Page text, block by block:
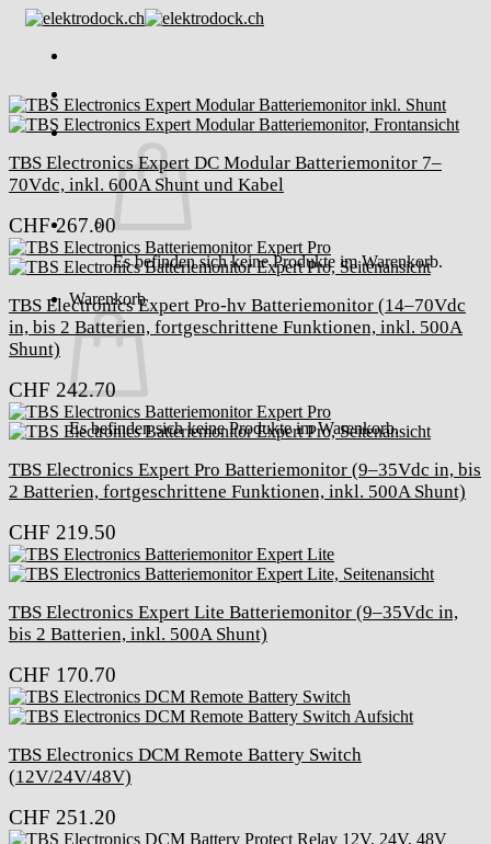
Skip
content
Es befinden sich keine Produkte im Warenkorb.
Warenkorb
Es befinden sich keine Produkte im Warenkorb.
TBS Electronics Expert DC Modular Batteriemonitor 7–
70Vdc, inkl. 600A Shunt und Kabel
CHF267.00
TBS Electronics Expert Pro-hv Batteriemonitor (14–70Vdc
in, bis 2 Batterien, fortgeschrittene Funktionen, inkl. 500A
Shunt)
CHF 242.70
TBS Electronics Expert Pro Batteriemonitor (9–35Vdc in, bis
2 Batterien, fortgeschrittene Funktionen, inkl. 500A Shunt)
CHF 219.50
TBS Electronics Expert Lite Batteriemonitor (9–35Vdc in,
bis 2 Batterien, inkl. 500A Shunt)
CHF 170.70
TBS Electronics DCM Remote Battery Switch
(12V/24V/48V)
CHF 251.20